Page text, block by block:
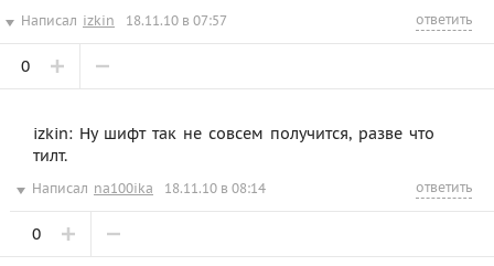
Написал izkin 18.11.10 в 07:57 ответить
0
izkin: Ну шифт так не совсем получится, разве что
тилт.
Написал na100ika 18.11.10 в 08:14 ответить
0